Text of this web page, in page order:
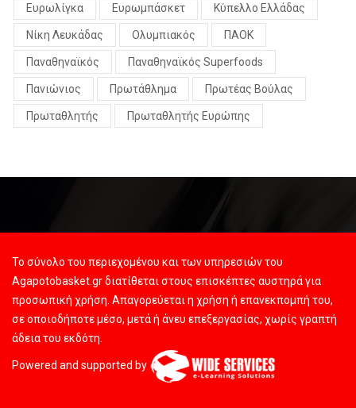
Ευρωλίγκα Ευρωμπάσκετ Κύπελλο Ελλάδας
Νίκη Λευκάδας Ολυμπιακός ΠΑΟΚ
Παναθηναϊκός Παναθηναϊκός Superfoods
Πανιώνιος Πρωτάθλημα Πρωτέας Βούλας
Πρωταθλητής Πρωταθλητής Ευρώπης
Το σύνολο του περιεχομένου και των υπηρεσιών του
Agapotobasket.gr διατίθεται στους επισκέπτες αυστηρά για
προσωπική χρήση. Απαγορεύεται η χρήση ή επανεκπομπή του,
σε οποιοδήποτε μέσο, μετά ή άνευ επεξεργασίας, χωρίς γραπτή
άδεια του εκδότη.
Powered and supported by